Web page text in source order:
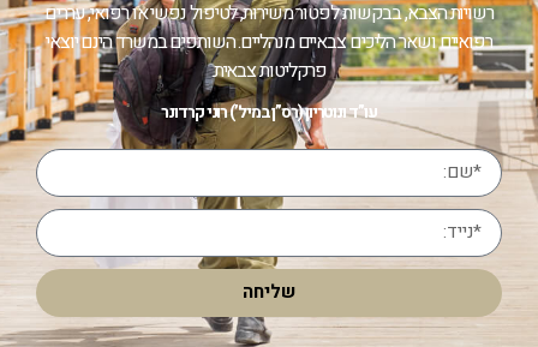
רשויות הצבא, בבקשות לפטור משירות, לטיפול נפשי או רפואי, עררים
רפואיים ושאר הליכים צבאיים מנהליים. השותפים במשרד הינם יוצאי
פרקליטות צבאית.
עו”ד ונוטריון (רס”ן במיל’) רוני קרדונר
שליחה